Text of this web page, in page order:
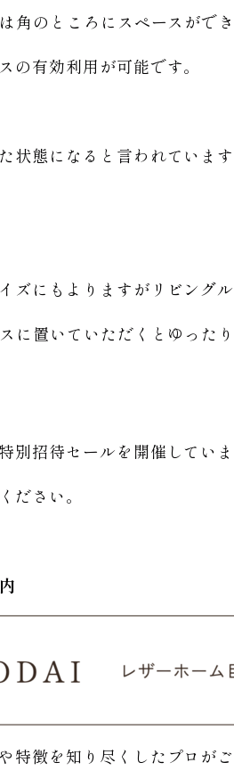
のところにスペースができ
有効利用が可能です。
態になると言われています
にもよりますがリビング
に置いていただくとゆった
招待セールを開催していま
ださい。
特徴を知り尽くしたプロが